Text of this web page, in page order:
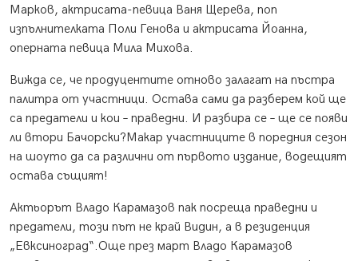
Марков, актрисата-певица Ваня Щерева, поп
изпълнителката Поли Генова и актрисата Йоанна,
оперната певица Мила Михова.
Вижда се, че продуцентите отново залагат на пъстра
палитра от участници. Остава сами да разберем кой ще
са предатели и кои – праведни. И разбира се – ще се появи
ли втори Бачорски?Макар участниците в поредния сезон
на шоуто да са различни от първото издание, водещият
остава същият!
Актьорът Владо Карамазов пак посреща праведни и
предатели, този път не край Видин, а в резиденция
„Евксиноград“.Още през март Владо Карамазов